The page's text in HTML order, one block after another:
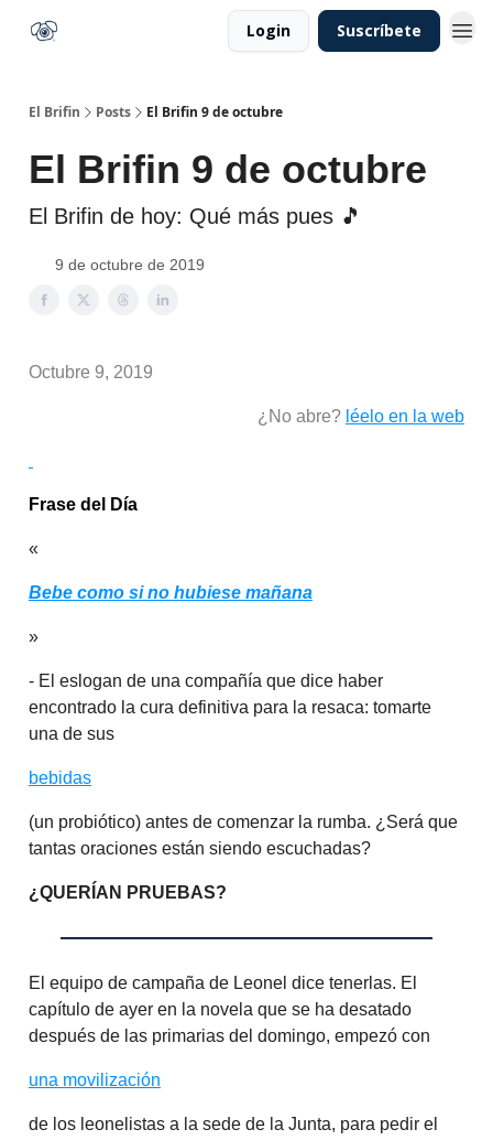
Login Suscríbete
El Brifin Posts El Brifin 9 de octubre
El Brifin 9 de octubre
El Brifin de hoy: Qué más pues 🎵
9 de octubre de 2019
Octubre 9, 2019
¿No abre? léelo en la web
Frase del Día
«
Bebe como si no hubiese mañana
»
- El eslogan de una compañía que dice haber
encontrado la cura definitiva para la resaca: tomarte
una de sus
bebidas
(un probiótico) antes de comenzar la rumba. ¿Será que
tantas oraciones están siendo escuchadas?
¿QUERÍAN PRUEBAS?
El equipo de campaña de Leonel dice tenerlas. El
capítulo de ayer en la novela que se ha desatado
después de las primarias del domingo, empezó con
una movilización
de los leonelistas a la sede de la Junta, para pedir el